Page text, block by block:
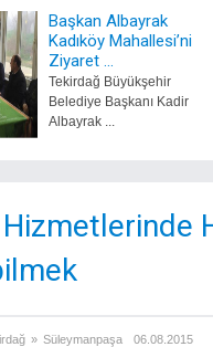
Başkan Albayrak
Kadıköy Mahallesi’ni
Ziyaret ...
Tekirdağ Büyükşehir
Belediye Başkanı Kadir
Albayrak ...
» Süleymanpaşa 06.08.2015